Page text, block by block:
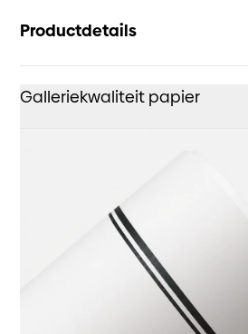
Productdetails
Galleriekwaliteit papier